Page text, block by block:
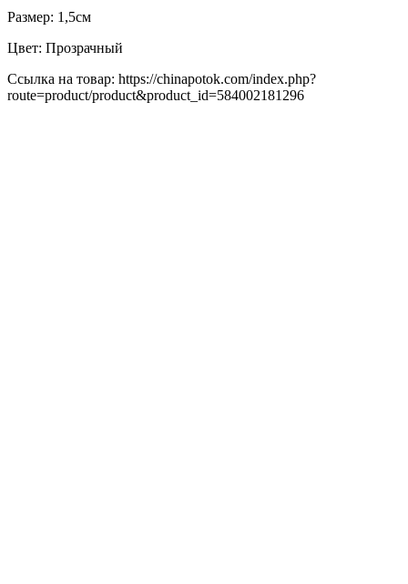
Размер: 1,5см
Цвет: Прозрачный
Ссылка на товар: https://chinapotok.com/index.php?
route=product/product&product_id=584002181296